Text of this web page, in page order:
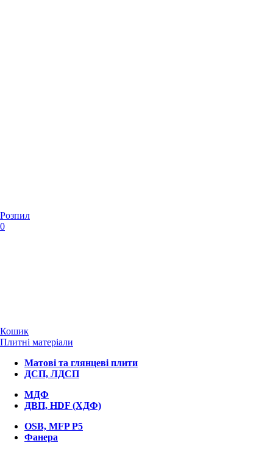
Розпил
0
Кошик
Плитні матеріали
Матові та глянцеві плити
ДСП, ЛДСП
МДФ
ДВП, HDF (ХДФ)
OSB, MFP P5
Фанера